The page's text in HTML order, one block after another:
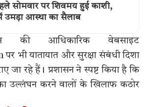
सोमवार पर शिवमय हुई काशी,
उमड़ा आस्था का सैलाब
की आधिकारिक वेबसाइट
पर भी यातायात और सुरक्षा संबंधी दिशा
जा रहे हैं। प्रशासन ने स्पष्ट किया है कि
का उल्लंघन करने वालों के खिलाफ कठोर